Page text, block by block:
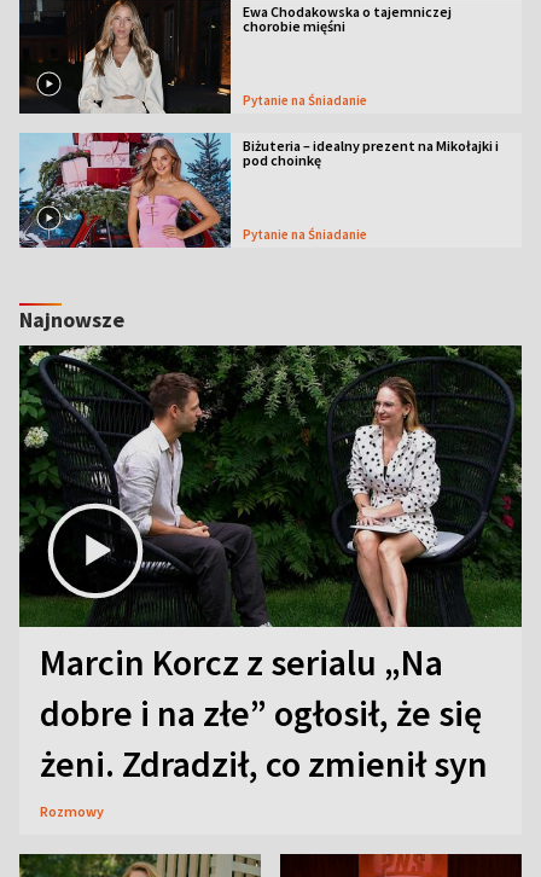
Ewa Chodakowska o tajemniczej
chorobie mięśni
Pytanie na Śniadanie
Biżuteria – idealny prezent na Mikołajki i
pod choinkę
Pytanie na Śniadanie
Najnowsze
Marcin Korcz z serialu „Na
dobre i na złe” ogłosił, że się
żeni. Zdradził, co zmienił syn
Rozmowy